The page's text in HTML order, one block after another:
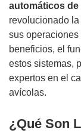
automáticos de
revolucionado
sus
beneficios, el
estos sistemas,
expertos en el
avícolas.
¿Qué Son